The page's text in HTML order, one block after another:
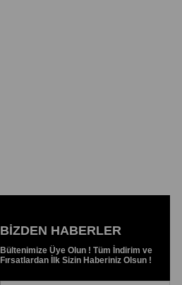
BIZDEN HABERLER
Bültenimize Üye Olun ! Tüm İndirim ve
Fırsatlardan İlk Sizin Haberiniz Olsun !